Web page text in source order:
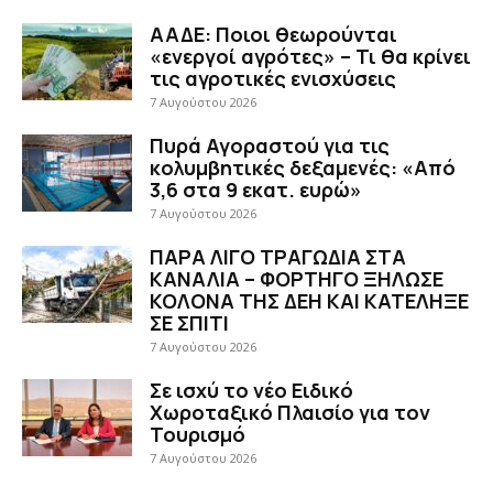
ΑΑΔΕ: Ποιοι θεωρούνται
«ενεργοί αγρότες» – Τι θα κρίνει
τις αγροτικές ενισχύσεις
7 Αυγούστου 2026
Πυρά Αγοραστού για τις
κολυμβητικές δεξαμενές: «Από
3,6 στα 9 εκατ. ευρώ»
7 Αυγούστου 2026
ΠΑΡΑ ΛΙΓΟ ΤΡΑΓΩΔΙΑ ΣΤΑ
ΚΑΝΑΛΙΑ – ΦΟΡΤΗΓΟ ΞΗΛΩΣΕ
ΚΟΛΟΝΑ ΤΗΣ ΔΕΗ ΚΑΙ ΚΑΤΕΛΗΞΕ
ΣΕ ΣΠΙΤΙ
7 Αυγούστου 2026
Σε ισχύ το νέο Ειδικό
Χωροταξικό Πλαισίο για τον
Τουρισμό
7 Αυγούστου 2026